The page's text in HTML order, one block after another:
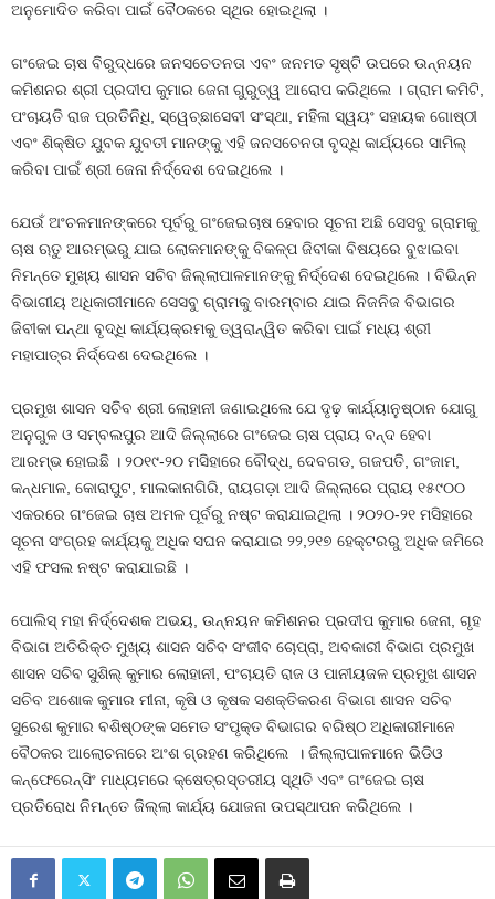
ଅନୁମୋଦିତ କରିବା ପାଇଁ ବୈଠକରେ ସ୍ଥିର ହୋଇଥିଲା ।
ଗଂଜେଇ ଚାଷ ବିରୁଦ୍ଧରେ ଜନସଚେତନତା ଏବଂ ଜନମତ ସୃଷ୍ଟି ଉପରେ ଉନ୍ନୟନ
କମିଶନର ଶ୍ରୀ ପ୍ରଦୀପ କୁମାର ଜେନା ଗୁରୁତ୍ୱ ଆରୋପ କରିଥିଲେ । ଗ୍ରାମ କମିଟି,
ପଂଚାୟତି ରାଜ ପ୍ରତିନିଧି, ସ୍ୱେଚ୍ଛାସେବୀ ସଂସ୍ଥା, ମହିଳା ସ୍ୱୟଂ ସହାୟକ ଗୋଷ୍ଠୀ
ଏବଂ ଶିକ୍ଷିତ ଯୁବକ ଯୁବତୀ ମାନଙ୍କୁ ଏହି ଜନସଚେନତା ବୃଦ୍ଧି କାର୍ଯ୍ୟରେ ସାମିଲ୍‌
କରିବା ପାଇଁ ଶ୍ରୀ ଜେନା ନିର୍ଦ୍ଦେଶ ଦେଇଥିଲେ ।
ଯେଉଁ ଅଂଚଳମାନଙ୍କରେ ପୂର୍ବରୁ ଗଂଜେଇଚାଷ ହେବାର ସୂଚନା ଅଛି ସେସବୁ ଗ୍ରାମକୁ
ଚାଷ ଋତୁ ଆରମ୍ଭରୁ ଯାଇ ଲୋକମାନଙ୍କୁ ବିକଳ୍ପ ଜିବୀକା ବିଷୟରେ ବୁଝାଇବା
ନିମନ୍ତେ ମୁଖ୍ୟ ଶାସନ ସଚିବ ଜିଲ୍ଲାପାଳମାନଙ୍କୁ ନିର୍ଦ୍ଦେଶ ଦେଇଥିଲେ । ବିଭିନ୍ନ
ବିଭାଗୀୟ ଅଧିକାରୀମାନେ ସେସବୁ ଗ୍ରାମକୁ ବାରମ୍ବାର ଯାଇ ନିଜନିଜ ବିଭାଗର
ଜିବୀକା ପନ୍ଥା ବୃଦ୍ଧି କାର୍ଯ୍ୟକ୍ରମକୁ ତ୍ୱରାନ୍ୱିତ କରିବା ପାଇଁ ମଧ୍ୟ ଶ୍ରୀ
ମହାପାତ୍ର ନିର୍ଦ୍ଦେଶ ଦେଇଥିଲେ ।
ପ୍ରମୁଖ ଶାସନ ସଚିବ ଶ୍ରୀ ଲୋହାନୀ ଜଣାଇଥିଲେ ଯେ ଦୃଢ଼ କାର୍ଯ୍ୟାନୁଷ୍ଠାନ ଯୋଗୁ
ଅନୁଗୁଳ ଓ ସମ୍ବଲପୁର ଆଦି ଜିଲ୍ଲାରେ ଗଂଜେଇ ଚାଷ ପ୍ରାୟ ବନ୍ଦ ହେବା
ଆରମ୍ଭ ହୋଇଛି । ୨୦୧୯-୨୦ ମସିହାରେ ବୌଦ୍ଧ, ଦେବଗଡ, ଗଜପତି, ଗଂଜାମ,
କନ୍ଧମାଳ, କୋରାପୁଟ, ମାଲକାନାଗିରି, ରାୟଗଡ଼ା ଆଦି ଜିଲ୍ଲାରେ ପ୍ରାୟ ୧୫୯୦୦
ଏକରରେ ଗଂଜେଇ ଚାଷ ଅମଳ ପୂର୍ବରୁ ନଷ୍ଟ କରାଯାଇଥିଲା । ୨୦୨୦-୨୧ ମସିହାରେ
ସୂଚନା ସଂଗ୍ରହ କାର୍ଯ୍ୟକୁ ଅଧିକ ସଘନ କରାଯାଇ ୨୨,୨୧୭ ହେକ୍ଟରରୁ ଅଧିକ ଜମିରେ
ଏହି ଫସଲ ନଷ୍ଟ କରାଯାଇଛି ।
ପୋଲିସ୍‌ ମହା ନିର୍ଦ୍ଦେଶକ ଅଭୟ, ଉନ୍ନୟନ କମିଶନର ପ୍ରଦୀପ କୁମାର ଜେନା, ଗୃହ
ବିଭାଗ ଅତିରିକ୍ତ ମୁଖ୍ୟ ଶାସନ ସଚିବ ସଂଜୀବ ଚୋପ୍ରା, ଅବକାରୀ ବିଭାଗ ପ୍ରମୁଖ
ଶାସନ ସଚିବ ସୁଶିଲ୍‌ କୁମାର ଲୋହାନୀ, ପଂଚାୟତି ରାଜ ଓ ପାନୀୟଜଳ ପ୍ରମୁଖ ଶାସନ
ସଚିବ ଅଶୋକ କୁମାର ମୀନା, କୃଷି ଓ କୃଷକ ସଶକ୍ତିକରଣ ବିଭାଗ ଶାସନ ସଚିବ
ସୁରେଶ କୁମାର ବଶିଷ୍ଠଙ୍କ ସମେତ ସଂପୃକ୍ତ ବିଭାଗର ବରିଷ୍ଠ ଅଧିକାରୀମାନେ
ବୈଠକର ଆଲୋଚନାରେ ଅଂଶ ଗ୍ରହଣ କରିଥିଲେ । ଜିଲ୍ଲାପାଳମାନେ ଭିଡିଓ
କନ୍‌ଫେରେନ୍‌ସିଂ ମାଧ୍ୟମରେ କ୍ଷେତ୍ରସ୍ତରୀୟ ସ୍ଥିତି ଏବଂ ଗଂଜେଇ ଚାଷ
ପ୍ରତିରୋଧ ନିମନ୍ତେ ଜିଲ୍ଲା କାର୍ଯ୍ୟ ଯୋଜନା ଉପସ୍ଥାପନ କରିଥିଲେ ।